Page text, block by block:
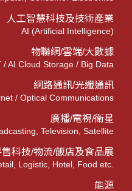
人工智慧科技及技術產業
AI (Artificial Intelligence)
物聯網/雲端/大數據
/ AI Cloud Storage / Big Data
網路通訊/光纖通訊
/ Optical Communications
廣播/電視/衛星
Television, Satellite
售科技/物流/飯店及食品展
Logistic, Hotel, Food etc.
能源